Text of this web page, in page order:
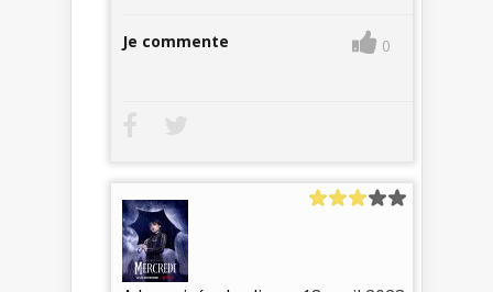
Je commente 0